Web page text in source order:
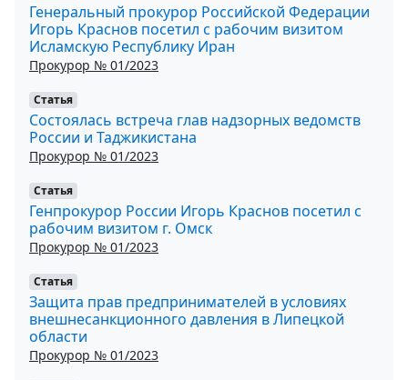
Генеральный прокурор Российской Федерации
Игорь Краснов посетил с рабочим визитом
Исламскую Республику Иран
Прокурор № 01/2023
Статья
Состоялась встреча глав надзорных ведомств
России и Таджикистана
Прокурор № 01/2023
Статья
Генпрокурор России Игорь Краснов посетил с
рабочим визитом г. Омск
Прокурор № 01/2023
Статья
Защита прав предпринимателей в условиях
внешнесанкционного давления в Липецкой
области
Прокурор № 01/2023